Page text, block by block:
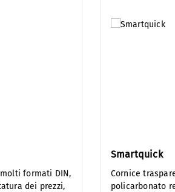
formati DIN,
dei prezzi,
Smartquick
Cornice
policarbonato